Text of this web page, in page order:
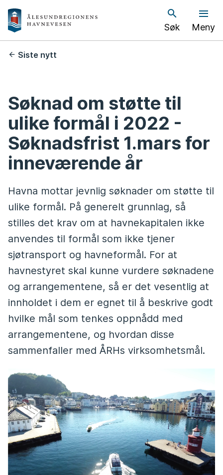
Å
l
u
n
d
h
v
n
Søk Meny
Du Siste nytt
Søknad om støtte til
ulike formål i 2022 -
Søknadsfrist 1.mars for
inneværende år
Havna mottar jevnlig søknader om støtte til
ulike formål. På generelt grunnlag, så
stilles det krav om at havnekapitalen ikke
anvendes til formål som ikke tjener
sjøtransport og havneformål. For at
havnestyret skal kunne vurdere søknadene
og arrangementene, så er det vesentlig at
innholdet i dem er egnet til å beskrive godt
hvilke mål som tenkes oppnådd med
arrangementene, og hvordan disse
sammenfaller med ÅRHs virksomhetsmål.